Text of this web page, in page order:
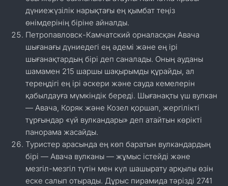
дүниежүзілік нарықтағы ең қымбат теңіз
өнімдерінің біріне айналды.
Петропавловск-Камчатский орналасқан Авача
шығанағы дүниедегі ең әдемі және ең ірі
шығанақтардың бірі деп саналады. Оның ауданы
шамамен 215 шаршы шақырымды құрайды, ал
тереңдігі ең ірі әскери және сауда кемелерін
қабылдауға мүмкіндік береді. Шығанақты үш вулкан
— Авача, Коряк және Козел қоршап, жергілікті
тұрғындар «үй вулкандары» деп атайтын көрікті
панорама жасайды.
Туристер арасында ең көп баратын вулкандардың
бірі — Авача вулканы — жұмыс істейді және
мезгіл-мезгіл түтін мен күл шашырату арқылы өзін
еске салып отырады. Дұрыс пирамида тәрізді 2741